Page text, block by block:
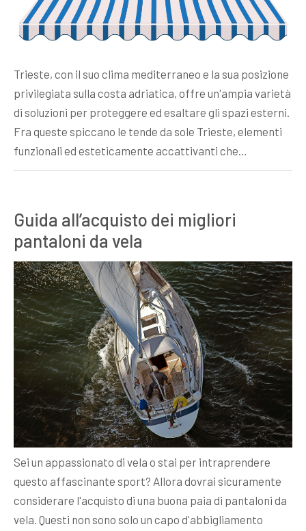
Trieste, con il suo clima mediterraneo e la sua posizione
privilegiata sulla costa adriatica, offre un'ampia varietà
di soluzioni per proteggere ed esaltare gli spazi esterni.
Fra queste spiccano le tende da sole Trieste, elementi
funzionali ed esteticamente accattivanti che…
Guida all’acquisto dei migliori
pantaloni da vela
Sei un appassionato di vela o stai per intraprendere
questo affascinante sport? Allora dovrai sicuramente
considerare l'acquisto di una buona paia di pantaloni da
vela. Questi non sono solo un capo d'abbigliamento